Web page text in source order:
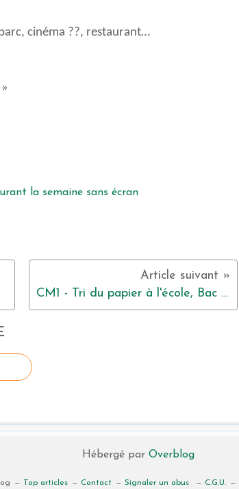
cinéma ??, restaurant…
CM1 - Tri du papier à l'école, Bac à papier
Hébergé par Overblog
Top articles Contact Signaler un abus C.G.U.